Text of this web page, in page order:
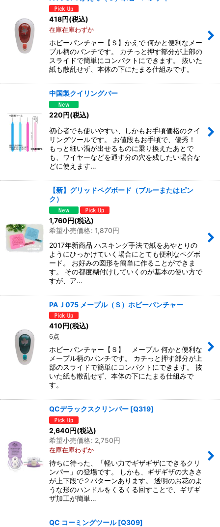
418円(税込)
在庫在庫わずか
ホビーパンチャー【Ｓ】かえで 何かと便利なメー
プル柄のパンチです。 カチっと押す部分が上部の
スライドで簡単にコンパクトにできます。 抜いた
紙も散乱せず、本体の下にたまる仕組みです。
中国製クイリングバー
220円(税込)
初心者でも使いやすい、しかもお手頃価格のクイ
リングツールです。 お値段もお手頃で、優秀！
もっと細い渦が出せるものに乗り換えたあとで
も、ワイヤーなどを通す分の穴を残したい場合な
どに使えます…
【新】グリッドペグボード（ブルーまたはピン
ク）
1,760円(税込)
希望小売価格: 1,870円
2017年新商品 ハスキング手法で紙をあやとりの
ようにひっかけていく場合にとても便利なペグボ
ード。 お好みの図形を簡単に作ることができま
す。 その都度糊付けしていくのが基本の使い方で
すが、ア…
PAＪ075 メープル（Ｓ）ホビーパンチャー
410円(税込)
6点
ホビーパンチャー【Ｓ】 メープル 何かと便利な
メープル柄のパンチです。 カチっと押す部分が上
部のスライドで簡単にコンパクトにできます。 抜
いた紙も散乱せず、本体の下にたまる仕組みで
す。
QCデラックスクリンパー [Q319]
2,640円(税込)
希望小売価格: 2,750円
在庫在庫わずか
待ちに待った、「軽い力でギザギザにできるクリ
ンパー」の登場です。 しかも、ギザギザの大きさ
が上下段で２パターンあります。 透明のお花のよ
うな形のハンドルをくるくる回すことで、ギザギ
ザ加工が簡単…
QC コーミングツール [Q309]